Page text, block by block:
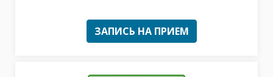
ЗАПИСЬ НА ПРИЕМ